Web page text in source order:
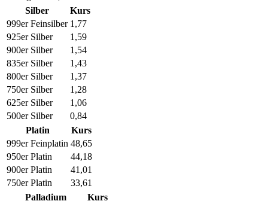
Silber
Kurs
999er Feinsilber 1,77
925er Silber
1,59
900er Silber
1,54
835er Silber
1,43
800er Silber
1,37
750er Silber
1,28
625er Silber
1,06
500er Silber
0,84
Platin
Kurs
999er Feinplatin 48,65
950er Platin
44,18
900er Platin
41,01
750er Platin
33,61
Palladium
Kurs